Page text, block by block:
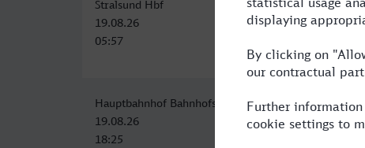
Stralsund Hbf
19.08.26
05:57
Hauptbahnhof Bahnhofstr., Stralsund
19.08.26
18:25